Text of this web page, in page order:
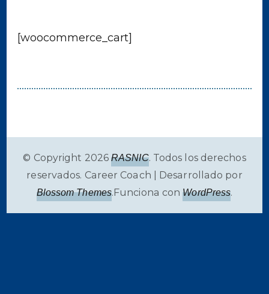
[woocommerce_cart]
© Copyright 2026RASNIC. Todos los derechos
reservados. Career Coach | Desarrollado por
Blossom Themes.Funciona conWordPress.